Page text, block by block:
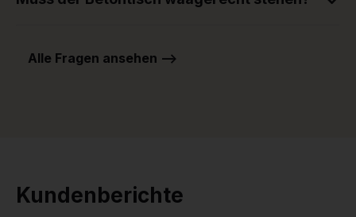
Alle Fragen ansehen -->
Kundenberichte